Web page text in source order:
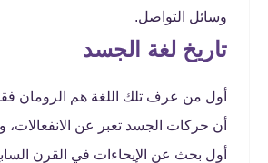
وسائل التواصل.
تاريخ لغة الجسد
أول من عرف تلك اللغة هم الرومان فقد
أن حركات الجسد تعبر عن الانفعالات،
أول بحث عن الإيحاءات في القرن